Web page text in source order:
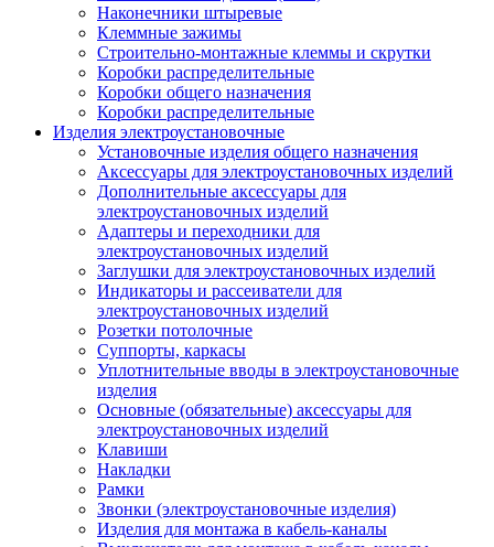
Наконечники штыревые
Клеммные зажимы
Строительно-монтажные клеммы и скрутки
Коробки распределительные
Коробки общего назначения
Коробки распределительные
Изделия электроустановочные
Установочные изделия общего назначения
Аксессуары для электроустановочных изделий
Дополнительные аксессуары для
электроустановочных изделий
Адаптеры и переходники для
электроустановочных изделий
Заглушки для электроустановочных изделий
Индикаторы и рассеиватели для
электроустановочных изделий
Розетки потолочные
Суппорты, каркасы
Уплотнительные вводы в электроустановочные
изделия
Основные (обязательные) аксессуары для
электроустановочных изделий
Клавиши
Накладки
Рамки
Звонки (электроустановочные изделия)
Изделия для монтажа в кабель-каналы